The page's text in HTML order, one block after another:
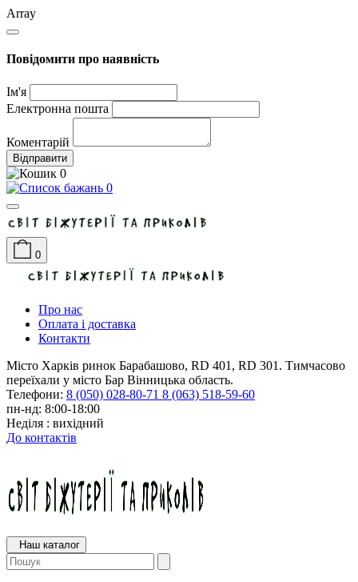
Array
Повідомити про наявність
Ім'я
Електронна пошта
Коментарій
Відправити
0
0
0
Про нас
Оплата і доставка
Контакти
Місто Харків ринок Барабашово, RD 401, RD 301. Тимчасово
переїхали у місто Бар Вінницька область.
Телефони: 8 (050) 028-80-71 8 (063) 518-59-60
пн-нд: 8:00-18:00
Неділя : вихідний
До контактів
Наш каталог